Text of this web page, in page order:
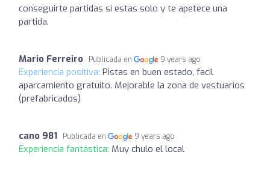
conseguirte partidas si estas solo y te apetece una
partida.
Mario Ferreiro Publicada en 9 years ago
Experiencia positiva: Pistas en buen estado, facil
aparcamiento gratuito. Mejorable la zona de vestuarios
(prefabricados)
cano 981 Publicada en 9 years ago
Experiencia fantástica: Muy chulo el local